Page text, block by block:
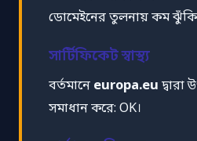
ডোমেইনের তুলনায় কম
সার্টিফিকেট স্বাস্থ্য
বর্তমানে europa.eu দ্বারা
সমাধান করে: OK।